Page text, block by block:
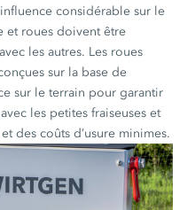
considérable sur le
et roues doivent être
les autres. Les roues
sur la base de
sur le terrain pour garantir
les petites fraiseuses et
des coûts d’usure minimes.